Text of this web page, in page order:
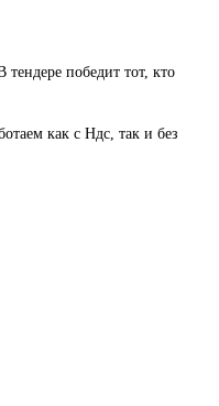
победит тот, кто
как с Ндс, так и без